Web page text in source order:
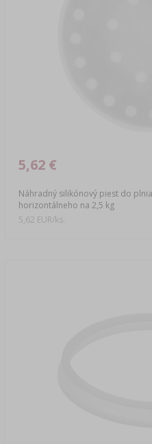
Náhradný silikónový piest do
horizontálneho na 2,5 kg
5,62 €
5,62 EUR/ks.